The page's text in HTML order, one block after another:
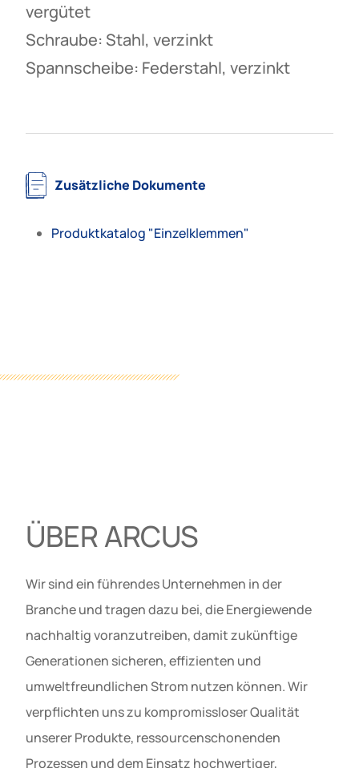
vergütet
Schraube: Stahl, verzinkt
Spannscheibe: Federstahl, verzinkt
Zusätzliche Dokumente
Produktkatalog "Einzelklemmen"
ÜBER ARCUS
Wir sind ein führendes Unternehmen in der
Branche und tragen dazu bei, die Energiewende
nachhaltig voranzutreiben, damit zukünftige
Generationen sicheren, effizienten und
umweltfreundlichen Strom nutzen können. Wir
verpflichten uns zu kompromissloser Qualität
unserer Produkte, ressourcenschonenden
Prozessen und dem Einsatz hochwertiger,